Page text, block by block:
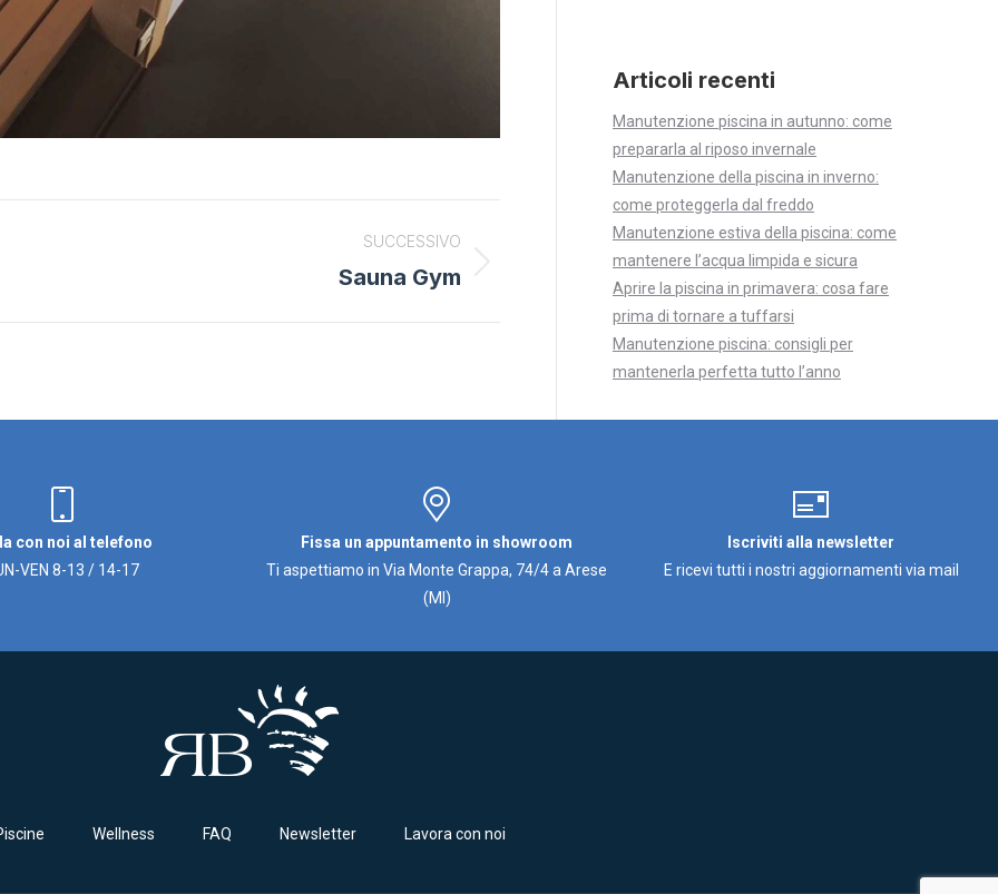
SUCCESSIVO
Sauna Gym
Articoli recenti
Manutenzione piscina in autunno: come
prepararla al riposo invernale
Manutenzione della piscina in inverno:
come proteggerla dal freddo
Manutenzione estiva della piscina: come
mantenere l’acqua limpida e sicura
Aprire la piscina in primavera: cosa fare
prima di tornare a tuffarsi
Manutenzione piscina: consigli per
mantenerla perfetta tutto l’anno
con noi al telefono
VEN 8-13 / 14-17
Fissa un appuntamento in showroom
Ti aspettiamo in Via Monte Grappa, 74/4 a Arese
(MI)
Iscriviti alla newsletter
E ricevi tutti i nostri aggiornamenti via mail
Wellness FAQ Newsletter Lavora con noi